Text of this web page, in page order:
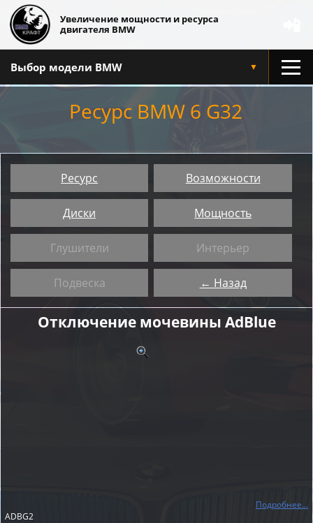
Увеличение мощности и ресурса
двигателя BMW
Выбор модели BMW ▼
Ресурс BMW 6 G32
Ресурс Возможности
Диски Мощность
Глушители Интерьер
Подвеска ← Назад
Отключение мочевины AdBlue
Подробнее...
ADBG2